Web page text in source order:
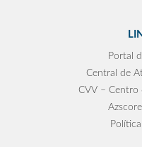
Portal
Central de
CVV – Centro